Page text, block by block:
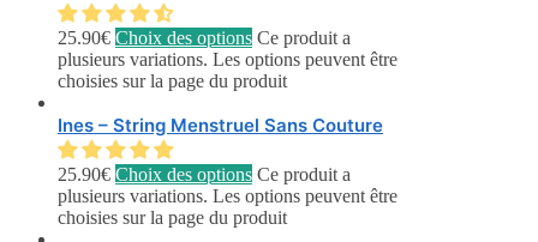
25.90€ Choix des options Ce produit a
plusieurs variations. Les options peuvent être
choisies sur la page du produit
Ines – String Menstruel Sans Couture
25.90€ Choix des options Ce produit a
plusieurs variations. Les options peuvent être
choisies sur la page du produit